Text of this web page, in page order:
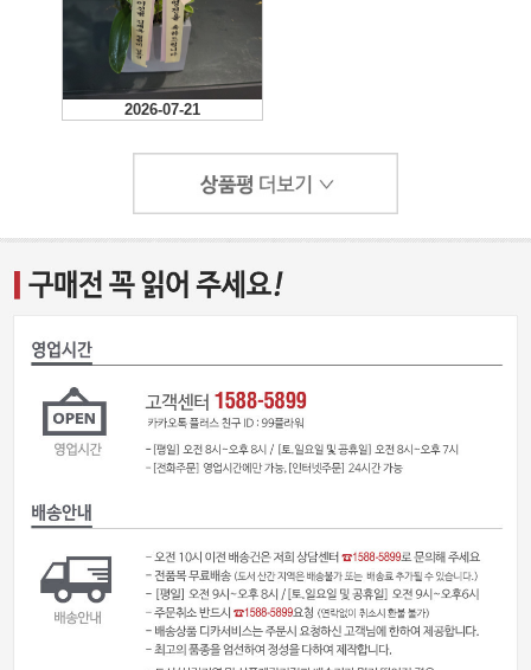
2026-07-21